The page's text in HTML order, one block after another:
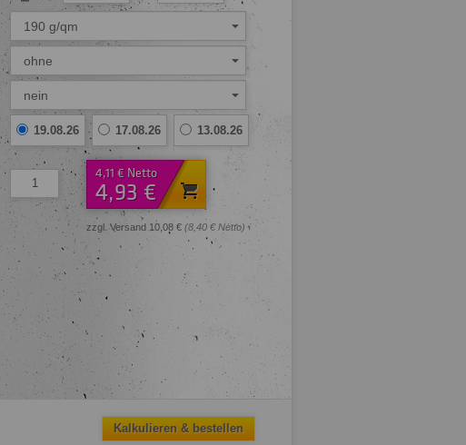
190 g/qm
ohne
nein
19.08.26 17.08.26 13.08.26
4,11 € Netto
4,93 €
zzgl. Versand 10,08 € (8,40 € Netto)
Kalkulieren & bestellen